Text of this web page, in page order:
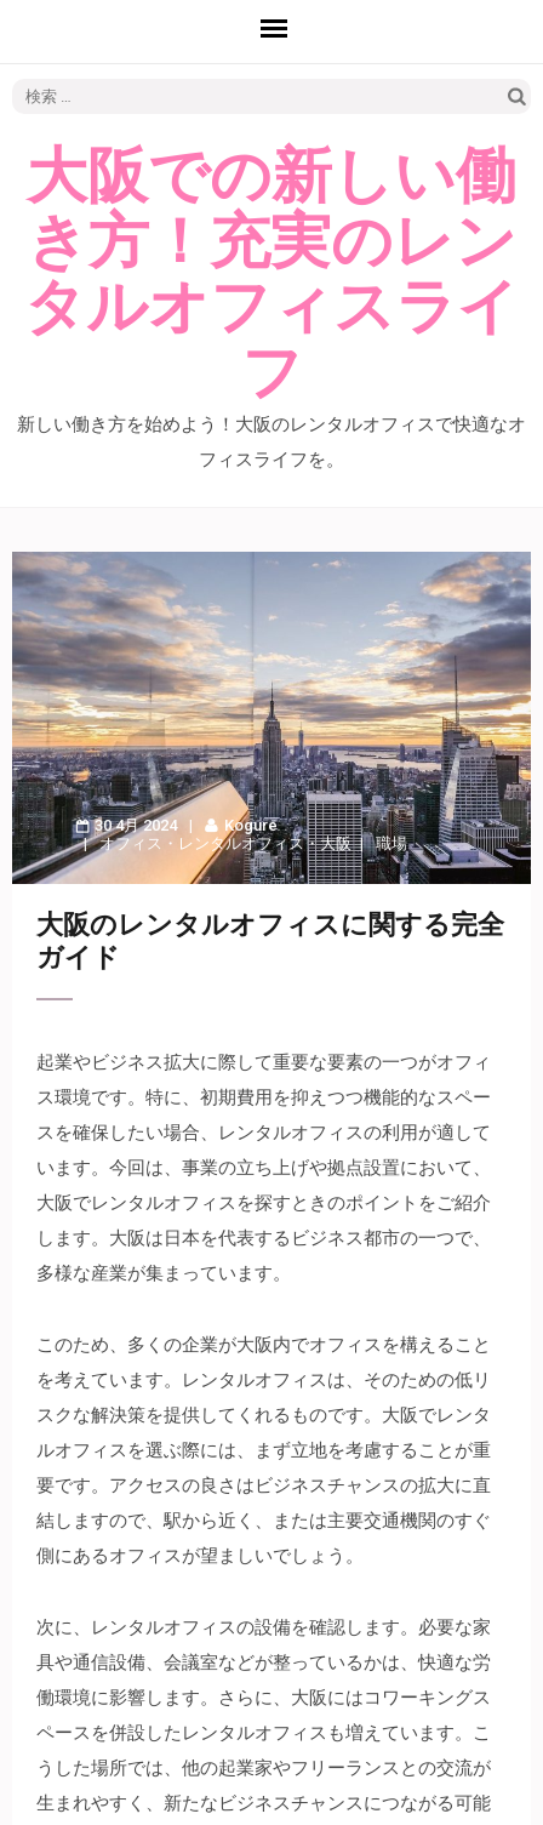
索:
大阪での新しい働
き方！充実のレン
タルオフィスライ
フ
新しい働き方を始めよう！大阪のレンタルオフィスで快適なオ
フィスライフを。
30 4月 2024
Kogure
オフィス ・ レンタルオフィス・大阪 職場
大阪のレンタルオフィスに関する完全
ガイド
起業やビジネス拡大に際して重要な要素の一つがオフィ
ス環境です。 特に、初期費用を抑えつつ機能的なスペー
スを確保したい場合、レンタルオフィスの利用が適して
います。今回は、事業の立ち上げや拠点設置において、
大阪でレンタルオフィスを探すときのポイントをご紹介
します。大阪は日本を代表するビジネス都市の一つで、
多様な産業が集まっています。
このため、多くの企業が大阪内でオフィスを構えること
を考えています。レンタルオフィスは、そのための低リ
スクな解決策を提供してくれるものです。大阪でレンタ
ルオフィスを選ぶ際には、まず立地を考慮することが重
要です。アクセスの良さはビジネスチャンスの拡大に直
結しますので、駅から近く、または主要交通機関のすぐ
側にあるオフィスが望ましいでしょう。
次に、レンタルオフィスの設備を確認します。必要な家
具や通信設備、会議室などが整っているかは、快適な労
働環境に影響します。さらに、大阪にはコワーキングス
ペースを併設したレンタルオフィスも増えています。こ
うした場所では、他の起業家やフリーランスとの交流が
生まれやすく、新たなビジネスチャンスにつながる可能